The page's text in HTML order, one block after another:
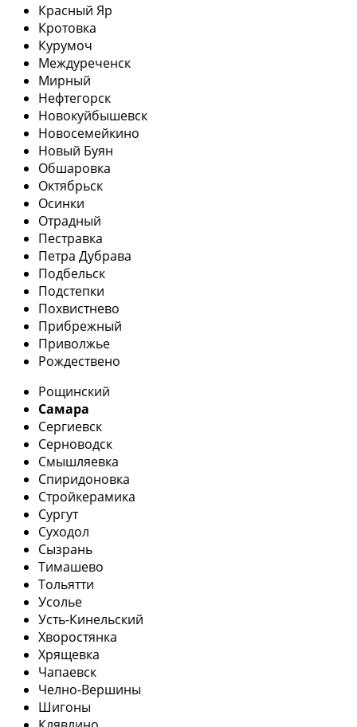
Красный Яр
Кротовка
Курумоч
Междуреченск
Мирный
Нефтегорск
Новокуйбышевск
Новосемейкино
Новый Буян
Обшаровка
Октябрьск
Осинки
Отрадный
Пестравка
Петра Дубрава
Подбельск
Подстепки
Похвистнево
Прибрежный
Приволжье
Рождествено
Рощинский
Самара
Сергиевск
Серноводск
Смышляевка
Спиридоновка
Стройкерамика
Сургут
Суходол
Сызрань
Тимашево
Тольятти
Усолье
Усть-Кинельский
Хворостянка
Хрящевка
Чапаевск
Челно-Вершины
Шигоны